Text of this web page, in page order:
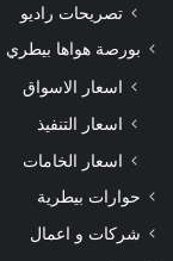
تصريحات راديو
بورصة هواها بيطري
اسعار الاسواق
اسعار التنفيذ
اسعار الخامات
حوارات بيطرية
شركات و اعمال